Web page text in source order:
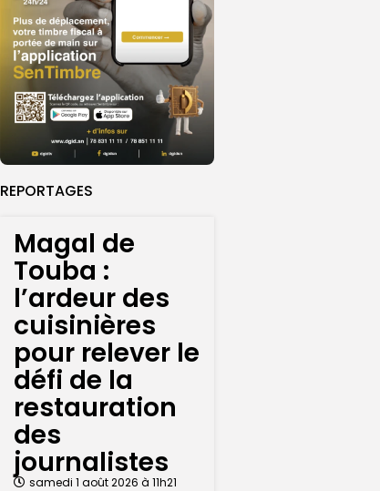
REPORTAGES
Magal de
Touba :
l’ardeur des
cuisinières
pour relever le
défi de la
restauration
des
journalistes
samedi 1 août 2026 à 11h21